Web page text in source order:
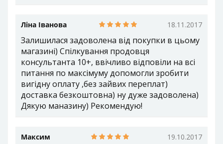
Ліна Іванова 18.11.2017
Залишилася задоволена від покупки в цьому
магазині) Спілкування продовця
консультанта 10+, ввічливо відповіли на всі
питання по максімуму допомогли зробити
вигідну оплату ,без зайвих переплат)
доставка безкоштовна) ну дуже задоволена)
Дякую маназину) Рекомендую!
Максим 19.10.2017